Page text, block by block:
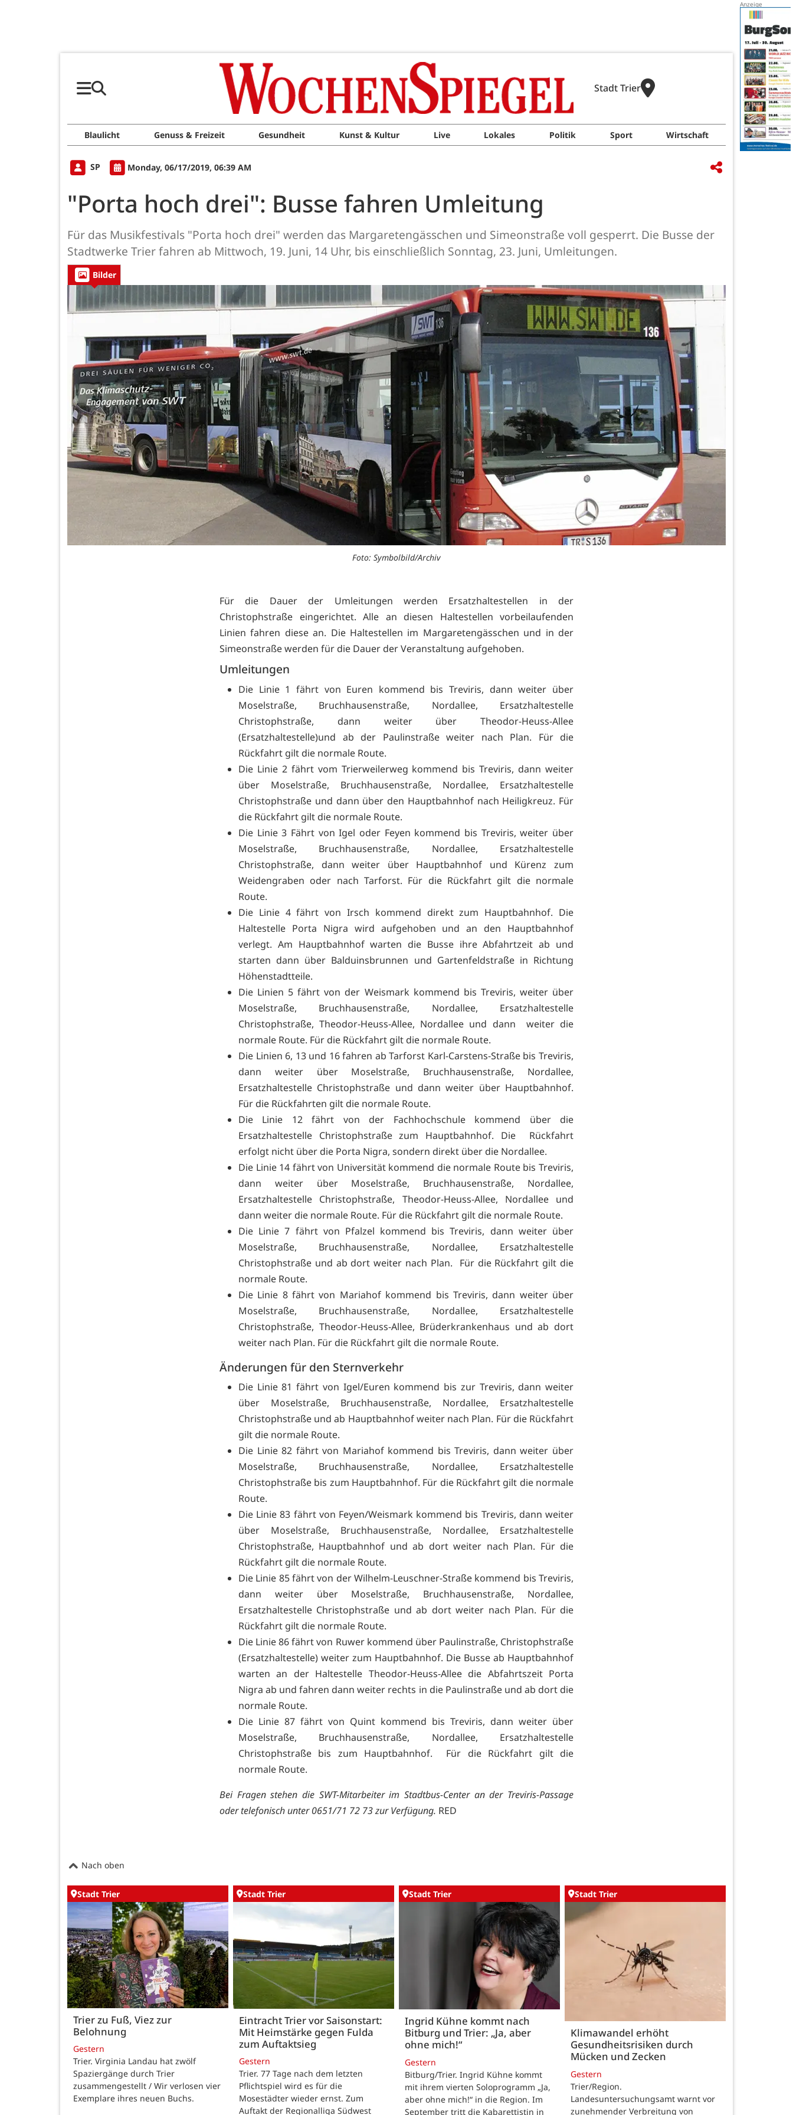
Stadt Trier
Blaulicht Genuss & Freizeit Gesundheit Kunst & Kultur Live Lokales Politik Sport Wirtschaft
SP Monday, 06/17/2019, 06:39 AM
"Porta hoch drei": Busse fahren Umleitung
Für das Musikfestivals "Porta hoch drei" werden das Margaretengässchen und Simeonstraße voll gesperrt. Die Busse der
Stadtwerke Trier fahren ab Mittwoch, 19. Juni, 14 Uhr, bis einschließlich Sonntag, 23. Juni, Umleitungen.
Bilder
Foto: Symbolbild/Archiv
Für die Dauer der Umleitungen werden Ersatzhaltestellen in der
Christophstraße eingerichtet. Alle an diesen Haltestellen vorbeilaufenden
Linien fahren diese an. Die Haltestellen im Margaretengässchen und in der
Simeonstraße werden für die Dauer der Veranstaltung aufgehoben.
Umleitungen
Die Linie 1 fährt von Euren kommend bis Treviris, dann weiter über
Moselstraße, Bruchhausenstraße, Nordallee, Ersatzhaltestelle
Christophstraße, dann weiter über Theodor-Heuss-Allee
(Ersatzhaltestelle)und ab der Paulinstraße weiter nach Plan. Für die
Rückfahrt gilt die normale Route.
Die Linie 2 fährt vom Trierweilerweg kommend bis Treviris, dann weiter
über Moselstraße, Bruchhausenstraße, Nordallee, Ersatzhaltestelle
Christophstraße und dann über den Hauptbahnhof nach Heiligkreuz. Für
die Rückfahrt gilt die normale Route.
Die Linie 3 Fährt von Igel oder Feyen kommend bis Treviris, weiter über
Moselstraße, Bruchhausenstraße, Nordallee, Ersatzhaltestelle
Christophstraße, dann weiter über Hauptbahnhof und Kürenz zum
Weidengraben oder nach Tarforst. Für die Rückfahrt gilt die normale
Route.
Die Linie 4 fährt von Irsch kommend direkt zum Hauptbahnhof. Die
Haltestelle Porta Nigra wird aufgehoben und an den Hauptbahnhof
verlegt. Am Hauptbahnhof warten die Busse ihre Abfahrtzeit ab und
starten dann über Balduinsbrunnen und Gartenfeldstraße in Richtung
Höhenstadtteile.
Die Linien 5 fährt von der Weismark kommend bis Treviris, weiter über
Moselstraße, Bruchhausenstraße, Nordallee, Ersatzhaltestelle
Christophstraße, Theodor-Heuss-Allee, Nordallee und dann weiter die
normale Route. Für die Rückfahrt gilt die normale Route.
Die Linien 6, 13 und 16 fahren ab Tarforst Karl-Carstens-Straße bis Treviris,
dann weiter über Moselstraße, Bruchhausenstraße, Nordallee,
Ersatzhaltestelle Christophstraße und dann weiter über Hauptbahnhof.
Für die Rückfahrten gilt die normale Route.
Die Linie 12 fährt von der Fachhochschule kommend über die
Ersatzhaltestelle Christophstraße zum Hauptbahnhof. Die Rückfahrt
erfolgt nicht über die Porta Nigra, sondern direkt über die Nordallee.
Die Linie 14 fährt von Universität kommend die normale Route bis Treviris,
dann weiter über Moselstraße, Bruchhausenstraße, Nordallee,
Ersatzhaltestelle Christophstraße, Theodor-Heuss-Allee, Nordallee und
dann weiter die normale Route. Für die Rückfahrt gilt die normale Route.
Die Linie 7 fährt von Pfalzel kommend bis Treviris, dann weiter über
Moselstraße, Bruchhausenstraße, Nordallee, Ersatzhaltestelle
Christophstraße und ab dort weiter nach Plan. Für die Rückfahrt gilt die
normale Route.
Die Linie 8 fährt von Mariahof kommend bis Treviris, dann weiter über
Moselstraße, Bruchhausenstraße, Nordallee, Ersatzhaltestelle
Christophstraße, Theodor-Heuss-Allee, Brüderkrankenhaus und ab dort
weiter nach Plan. Für die Rückfahrt gilt die normale Route.
Änderungen für den Sternverkehr
Die Linie 81 fährt von Igel/Euren kommend bis zur Treviris, dann weiter
über Moselstraße, Bruchhausenstraße, Nordallee, Ersatzhaltestelle
Christophstraße und ab Hauptbahnhof weiter nach Plan. Für die Rückfahrt
gilt die normale Route.
Die Linie 82 fährt von Mariahof kommend bis Treviris, dann weiter über
Moselstraße, Bruchhausenstraße, Nordallee, Ersatzhaltestelle
Christophstraße bis zum Hauptbahnhof. Für die Rückfahrt gilt die normale
Route.
Die Linie 83 fährt von Feyen/Weismark kommend bis Treviris, dann weiter
über Moselstraße, Bruchhausenstraße, Nordallee, Ersatzhaltestelle
Christophstraße, Hauptbahnhof und ab dort weiter nach Plan. Für die
Rückfahrt gilt die normale Route.
Die Linie 85 fährt von der Wilhelm-Leuschner-Straße kommend bis Treviris,
dann weiter über Moselstraße, Bruchhausenstraße, Nordallee,
Ersatzhaltestelle Christophstraße und ab dort weiter nach Plan. Für die
Rückfahrt gilt die normale Route.
Die Linie 86 fährt von Ruwer kommend über Paulinstraße, Christophstraße
(Ersatzhaltestelle) weiter zum Hauptbahnhof. Die Busse ab Hauptbahnhof
warten an der Haltestelle Theodor-Heuss-Allee die Abfahrtszeit Porta
Nigra ab und fahren dann weiter rechts in die Paulinstraße und ab dort die
normale Route.
Die Linie 87 fährt von Quint kommend bis Treviris, dann weiter über
Moselstraße, Bruchhausenstraße, Nordallee, Ersatzhaltestelle
Christophstraße bis zum Hauptbahnhof. Für die Rückfahrt gilt die
normale Route.
Bei Fragen stehen die SWT-Mitarbeiter im Stadtbus-Center an der Treviris-Passage
oder telefonisch unter 0651/71 72 73 zur Verfügung. RED
Nach oben
Stadt Trier
Trier zu Fuß, Viez zur
Belohnung
Gestern
Trier. Virginia Landau hat zwölf
Spaziergänge durch Trier
zusammengestellt / Wir verlosen vier
Exemplare ihres neuen Buchs.
Stadt Trier
Eintracht Trier vor Saisonstart:
Mit Heimstärke gegen Fulda
zum Auftaktsieg
Gestern
Trier. 77 Tage nach dem letzten
Pflichtspiel wird es für die
Mosestädter wieder ernst. Zum
Auftakt der Regionalliga Südwest
Stadt Trier
Ingrid Kühne kommt nach
Bitburg und Trier: „Ja, aber
ohne mich!“
Gestern
Bitburg/Trier. Ingrid Kühne kommt
mit ihrem vierten Soloprogramm „Ja,
aber ohne mich!“ in die Region. Im
September tritt die Kabarettistin in
Stadt Trier
Klimawandel erhöht
Gesundheitsrisiken durch
Mücken und Zecken
Gestern
Trier/Region.
Landesuntersuchungsamt warnt vor
zunehmender Verbreitung von